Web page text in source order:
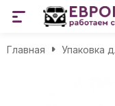
Главная Упаковка